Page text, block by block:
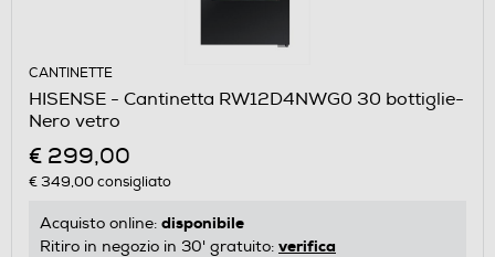
CANTINETTE
HISENSE - Cantinetta RW12D4NWG0 30 bottiglie-
Nero vetro
€ 299,00
€ 349,00consigliato
Acquisto online: disponibile
Ritiro in negozio in 30' gratuito: verifica